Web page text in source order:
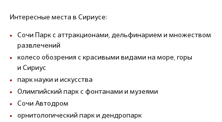
Интересные места в Сириусе:
Сочи Парк с аттракционами, дельфинарием и множеством
развлечений
колесо обозрения с красивыми видами на море, горы
и Сириус
парк науки и искусства
Олимпийский парк с фонтанами и музеями
Сочи Автодром
орнитологический парк и дендропарк